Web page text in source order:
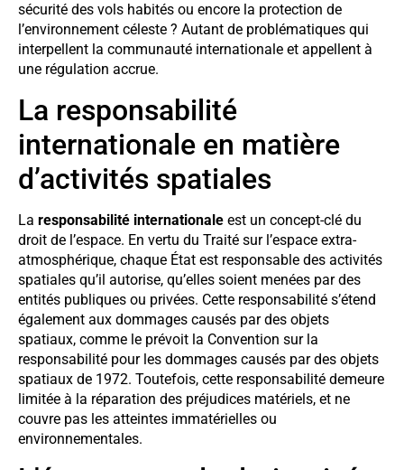
sécurité des vols habités ou encore la protection de
l’environnement céleste ? Autant de problématiques qui
interpellent la communauté internationale et appellent à
une régulation accrue.
La responsabilité
internationale en matière
d’activités spatiales
La responsabilité internationale est un concept-clé du
droit de l’espace. En vertu du Traité sur l’espace extra-
atmosphérique, chaque État est responsable des activités
spatiales qu’il autorise, qu’elles soient menées par des
entités publiques ou privées. Cette responsabilité s’étend
également aux dommages causés par des objets
spatiaux, comme le prévoit la Convention sur la
responsabilité pour les dommages causés par des objets
spatiaux de 1972. Toutefois, cette responsabilité demeure
limitée à la réparation des préjudices matériels, et ne
couvre pas les atteintes immatérielles ou
environnementales.